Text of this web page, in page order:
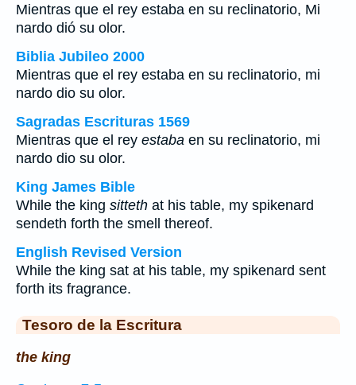
Mientras que el rey estaba en su reclinatorio, Mi
nardo dió su olor.
Biblia Jubileo 2000
Mientras que el rey estaba en su reclinatorio, mi
nardo dio su olor.
Sagradas Escrituras 1569
Mientras que el rey estaba en su reclinatorio, mi
nardo dio su olor.
King James Bible
While the king sitteth at his table, my spikenard
sendeth forth the smell thereof.
English Revised Version
While the king sat at his table, my spikenard sent
forth its fragrance.
Tesoro de la Escritura
the king